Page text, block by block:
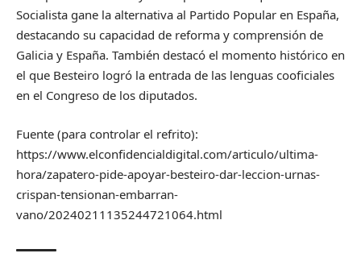
Socialista gane la alternativa al Partido Popular en España,
destacando su capacidad de reforma y comprensión de
Galicia y España. También destacó el momento histórico en
el que Besteiro logró la entrada de las lenguas cooficiales
en el Congreso de los diputados.
Fuente (para controlar el refrito):
https://www.elconfidencialdigital.com/articulo/ultima-
hora/zapatero-pide-apoyar-besteiro-dar-leccion-urnas-
crispan-tensionan-embarran-
vano/20240211135244721064.html